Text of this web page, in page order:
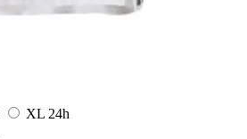
XL 24h